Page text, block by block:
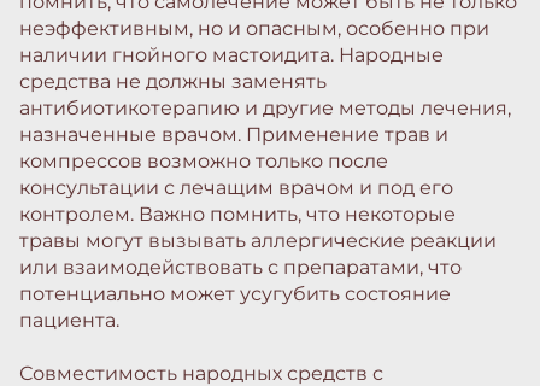
неэффективным, но и опасным, особенно при
наличии гнойного мастоидита. Народные
средства не должны заменять
антибиотикотерапию и другие методы лечения,
назначенные врачом. Применение трав и
компрессов возможно только после
консультации с лечащим врачом и под его
контролем. Важно помнить, что некоторые
травы могут вызывать аллергические реакции
или взаимодействовать с препаратами, что
потенциально может усугубить состояние
пациента.
Совместимость народных средств с